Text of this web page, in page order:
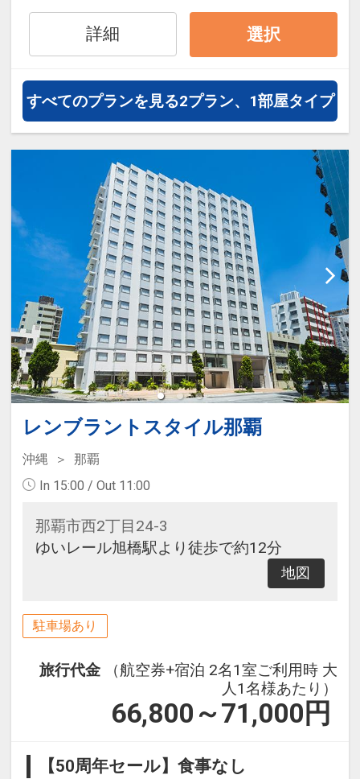
常15:00）
・女性のお客様にレディースセット
・無料ドリンクサービス 15:00～
・無料アルコールサービス 15:00
～18:00限定
〇インフォメーション
・駐車場は先着順でのご案内とな
り、事前予約は受け付けておりませ
ん。
・客室清掃はスキップ清掃を実施し
ており、連泊の場合3日目より奇数
日にステイ清掃を実施いたします。
・アメニティ類は1階ロビー内にア
メニティバーを設置しており、セル
フで必要分をお取りいただくシステ
ムです。
詳細 選択
すべてのプランを見る2プラン、1部屋タイプ
レンブラントスタイル那覇
沖縄
那覇
In 15:00 / Out 11:00
那覇市西2丁目24-3
ゆいレール旭橋駅より徒歩で約12分
地図
駐車場あり
旅行代金
（航空券+宿泊 2名1室ご利用時 大
人1名様あたり）
66,800～71,000 円
【50周年セール】食事なし